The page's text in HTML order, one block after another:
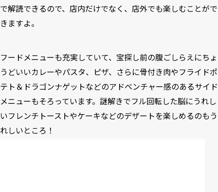
で解読できるので、店内だけでなく、店外でも楽しむことがで
きますよ。
フードメニューも充実していて、宝探し前の腹ごしらえにちょ
うどいいカレーやパスタ、ピザ、さらに骨付き肉やフライドポ
テト＆ドラゴンナゲットなどのアドベンチャー感のあるサイド
メニューもそろっています。謎解きでフル回転した脳にうれし
いフレンチトーストやケーキなどのデザートを楽しめるのもう
れしいところ！